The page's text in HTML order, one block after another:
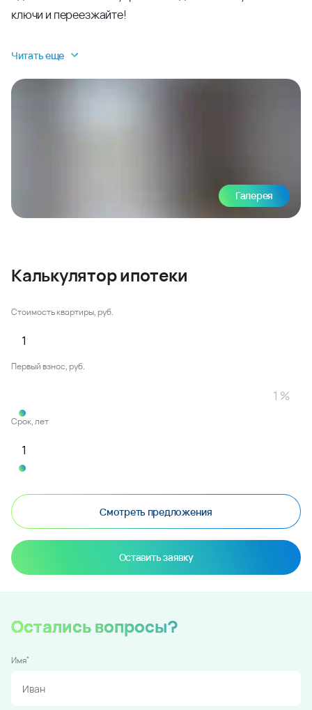
ключи и переезжайте!
Читать еще
Галерея
Калькулятор ипотеки
Стоимость квартиры, руб.
Первый взнос, руб.
Срок, лет
Смотреть предложения
Оставить заявку
Остались вопросы?
Имя*